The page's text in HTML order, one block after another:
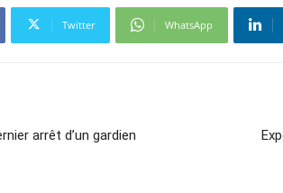
Twitter WhatsApp
arrêt d’un gardien